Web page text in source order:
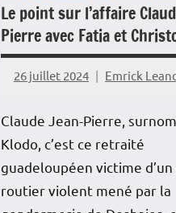
Le point sur l’affaire
Pierre avec Fatia et
26 juillet 2024 Emrick
Claude Jean-Pierre,
Klodo, c’est ce retraité
guadeloupéen victime
routier violent mené par la